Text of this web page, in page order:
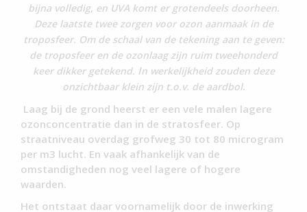
bijna volledig, en UVA komt er grotendeels doorheen.
Deze laatste twee zorgen voor ozon aanmaak in de
troposfeer. Om de schaal van de tekening aan te geven:
de troposfeer en de ozonlaag zijn ruim tweehonderd
keer dikker getekend. In werkelijkheid zouden deze
onzichtbaar klein zijn t.o.v. de aardbol.
Laag bij de grond heerst er een vele malen lagere
ozonconcentratie dan in de stratosfeer. Op
straatniveau overdag grofweg 30 tot 80 microgram
per m3 lucht. En vaak afhankelijk van de
omstandigheden nog veel lagere of hogere
waarden.
Het ontstaat daar voornamelijk door de inwerking